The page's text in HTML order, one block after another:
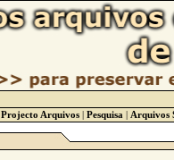
Projecto Arquivos | Pesquisa | Arquivos